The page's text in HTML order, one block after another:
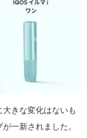
きな変化はないも
一新されました。